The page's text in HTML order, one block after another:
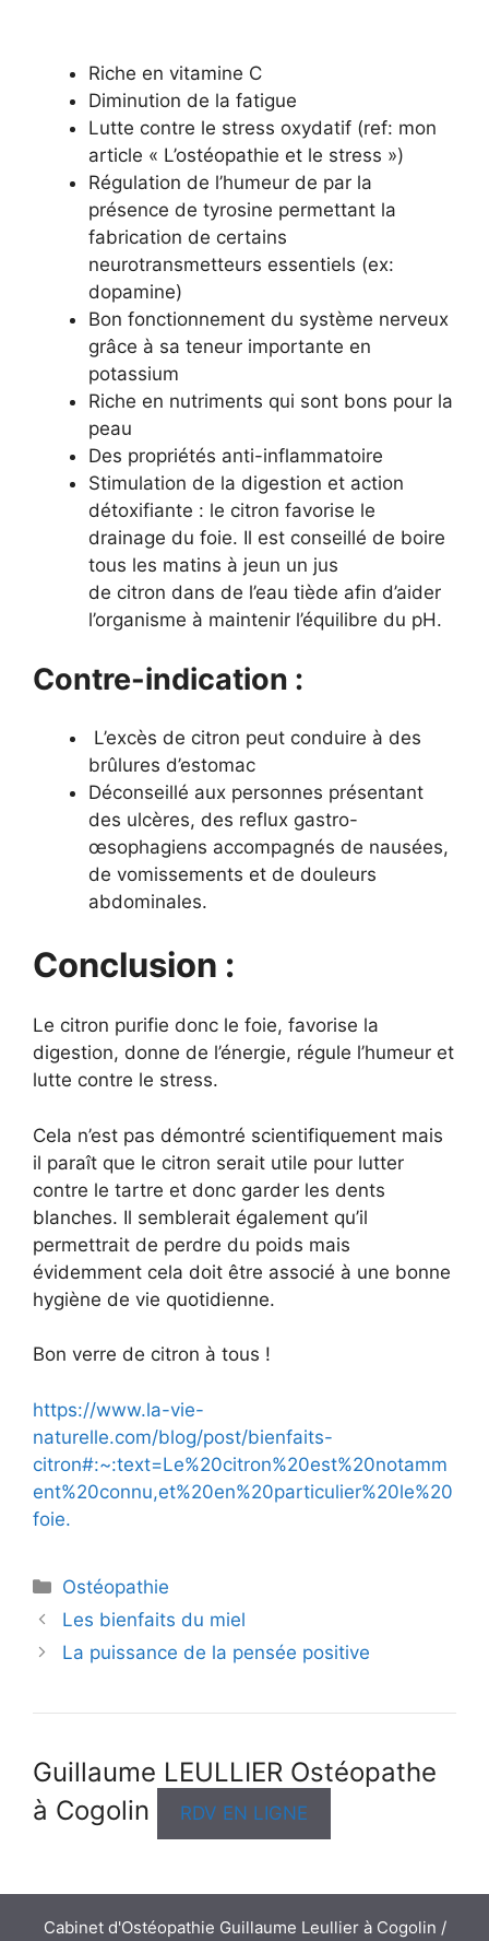
Riche en vitamine C
Diminution de la fatigue
Lutte contre le stress oxydatif (ref: mon
article « L’ostéopathie et le stress »)
Régulation de l’humeur de par la
présence de tyrosine permettant la
fabrication de certains
neurotransmetteurs essentiels (ex:
dopamine)
Bon fonctionnement du système nerveux
grâce à sa teneur importante en
potassium
Riche en nutriments qui sont bons pour la
peau
Des propriétés anti-inflammatoire
Stimulation de la digestion et action
détoxifiante : le citron favorise le
drainage du foie. Il est conseillé de boire
tous les matins à jeun un jus
de citron dans de l’eau tiède afin d’aider
l’organisme à maintenir l’équilibre du pH.
Contre-indication :
L’excès de citron peut conduire à des
brûlures d’estomac
Déconseillé aux personnes présentant
des ulcères, des reflux gastro-
œsophagiens accompagnés de nausées,
de vomissements et de douleurs
abdominales.
Conclusion :
Le citron purifie donc le foie, favorise la
digestion, donne de l’énergie, régule l’humeur et
lutte contre le stress.
Cela n’est pas démontré scientifiquement mais
il paraît que le citron serait utile pour lutter
contre le tartre et donc garder les dents
blanches. Il semblerait également qu’il
permettrait de perdre du poids mais
évidemment cela doit être associé à une bonne
hygiène de vie quotidienne.
Bon verre de citron à tous !
https://www.la-vie-
naturelle.com/blog/post/bienfaits-
citron#:~:text=Le%20citron%20est%20notamm
ent%20connu,et%20en%20particulier%20le%20
foie.
Catégories
Ostéopathie
Les bienfaits du miel
La puissance de la pensée positive
Guillaume LEULLIER Ostéopathe
à Cogolin
RDV EN LIGNE
Cabinet d'Ostéopathie Guillaume Leullier à Cogolin /